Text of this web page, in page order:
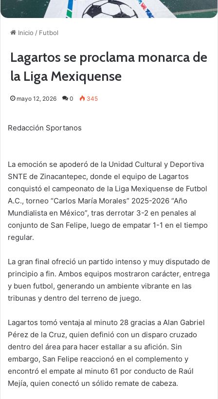
Inicio / Futbol
Lagartos se proclama monarca de
la Liga Mexiquense
mayo 12, 2026 0 345
Redacción Sportanos
La emoción se apoderó de la Unidad Cultural y Deportiva
SNTE de Zinacantepec, donde el equipo de Lagartos
conquistó el campeonato de la Liga Mexiquense de Futbol
A.C., torneo “Carlos María Morales” 2025-2026 “Año
Mundialista en México”, tras derrotar 3-2 en penales al
conjunto de San Felipe, luego de empatar 1-1 en el tiempo
regular.
La gran final ofreció un partido intenso y muy disputado de
principio a fin. Ambos equipos mostraron carácter, entrega
y buen futbol, generando un ambiente vibrante en las
tribunas y dentro del terreno de juego.
Lagartos tomó ventaja al minuto 28 gracias a Alan Gabriel
Pérez de la Cruz, quien definió con un disparo cruzado
dentro del área para hacer estallar a su afición. Sin
embargo, San Felipe reaccionó en el complemento y
encontró el empate al minuto 61 por conducto de Raúl
Mejía, quien conectó un sólido remate de cabeza.